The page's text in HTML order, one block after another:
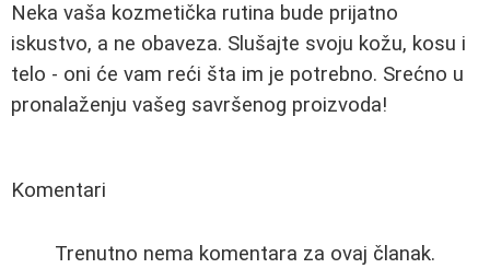
Neka vaša kozmetička rutina bude prijatno
iskustvo, a ne obaveza. Slušajte svoju kožu, kosu i
telo - oni će vam reći šta im je potrebno. Srećno u
pronalaženju vašeg savršenog proizvoda!
Komentari
Trenutno nema komentara za ovaj članak.